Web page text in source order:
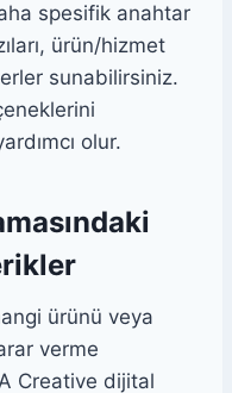
spesifik anahtar
ürün/hizmet
sunabilirsiniz.
olur.
ürünü veya
verme
Creative dijital